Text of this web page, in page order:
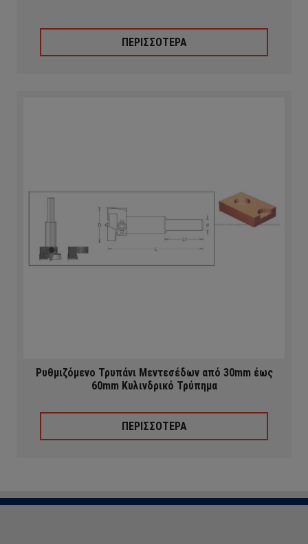
ΠΕΡΙΣΣΟΤΕΡΑ
Ρυθμιζόμενο Τρυπάνι Μεντεσέδων από 30mm έως
60mm Κυλινδρικό Τρύπημα
ΠΕΡΙΣΣΟΤΕΡΑ